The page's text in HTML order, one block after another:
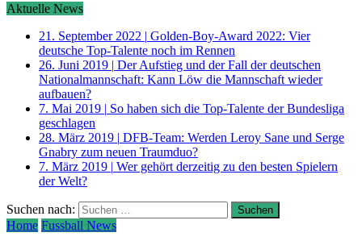
Aktuelle News
21. September 2022 | Golden-Boy-Award 2022: Vier
deutsche Top-Talente noch im Rennen
26. Juni 2019 | Der Aufstieg und der Fall der deutschen
Nationalmannschaft: Kann Löw die Mannschaft wieder
aufbauen?
7. Mai 2019 | So haben sich die Top-Talente der Bundesliga
geschlagen
28. März 2019 | DFB-Team: Werden Leroy Sane und Serge
Gnabry zum neuen Traumduo?
7. März 2019 | Wer gehört derzeitig zu den besten Spielern
der Welt?
Suchen nach:
Home Fussball News